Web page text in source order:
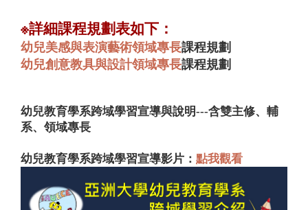
※詳細課程規劃表如下：
幼兒美感與表演藝術領域專長課程規劃
幼兒創意教具與設計領域專長課程規劃
幼兒教育學系跨域學習宣導與說明---含雙主修、輔
系、領域專長
幼兒教育學系跨域學習宣導影片： 點我觀看